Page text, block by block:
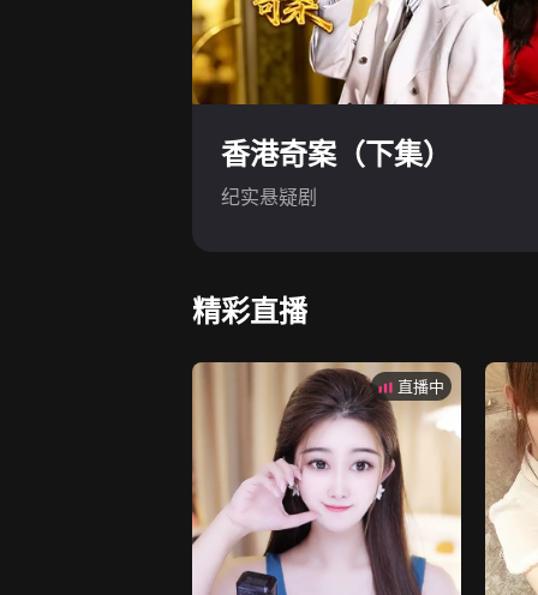
香港奇案（下集）
纪实悬疑剧
精彩直播
直播中